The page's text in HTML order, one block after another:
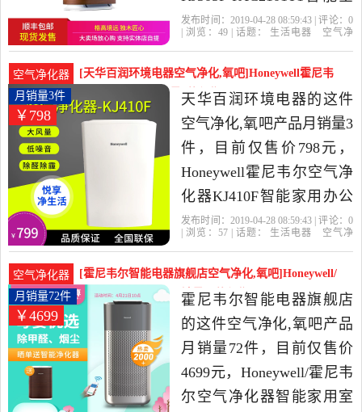
气净化器除甲醛PM2.5是
活电器当中性价比很高的
空气净化,氧吧，由广东 深
圳发货。
发布时间：2019-04-28 08:59:43 | 评论： 0
| 浏览： 49| 话题： 生活电器
空气净
空气净化器
[天华百润环境电器空气净化,氧吧]Honeywell霍尼韦
尔空气净化器月销量3件仅售798元
￥798
月销量3件
天华百润环境电器的这件
空气净化,氧吧产品月销量3
件，目前仅售价798元，
Honeywell霍尼韦尔空气净
化器KJ410F智能家用办公
除甲醛PM2.5雾霾是2019年
活电器当中性价比很高的
空气净化,氧吧，由上海发
货。
发布时间：2019-04-28 08:59:43 | 评论： 0
| 浏览： 57| 话题： 生活电器
空气净
空气净化器
[霍尼韦尔智能电器旗舰店空气净化,氧吧]Honeywell/
霍尼韦尔空气净化月销量72件仅售4699元
￥4699
月销量72件
霍尼韦尔智能电器旗舰店
的这件空气净化,氧吧产品
月销量72件，目前仅售价
4699元，Honeywell/霍尼韦
尔空气净化器智能家用室